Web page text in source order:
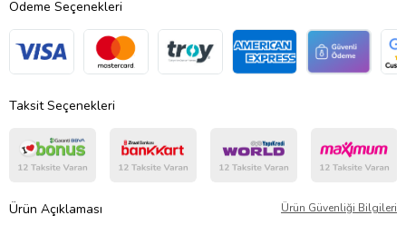
Ödeme Seçenekleri
Taksit Seçenekleri
Ürün Açıklaması Ürün Güvenliği Bilgileri